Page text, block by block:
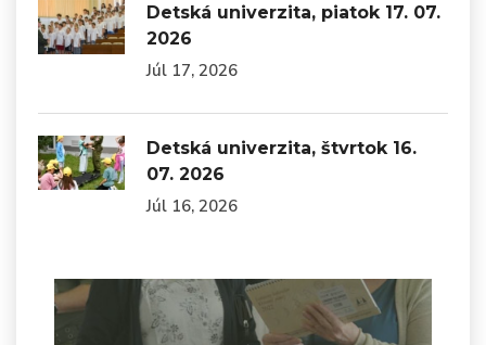
Detská univerzita, piatok 17. 07.
2026
Júl 17, 2026
Detská univerzita, štvrtok 16.
07. 2026
Júl 16, 2026